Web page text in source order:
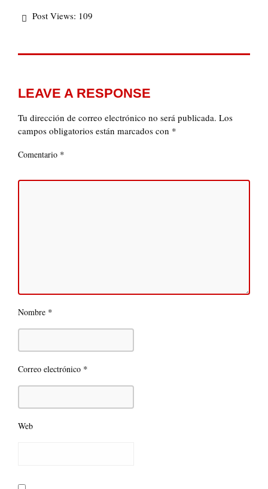
Post Views: 109
LEAVE A RESPONSE
Tu dirección de correo electrónico no será publicada. Los
campos obligatorios están marcados con *
Comentario *
Nombre *
Correo electrónico *
Web